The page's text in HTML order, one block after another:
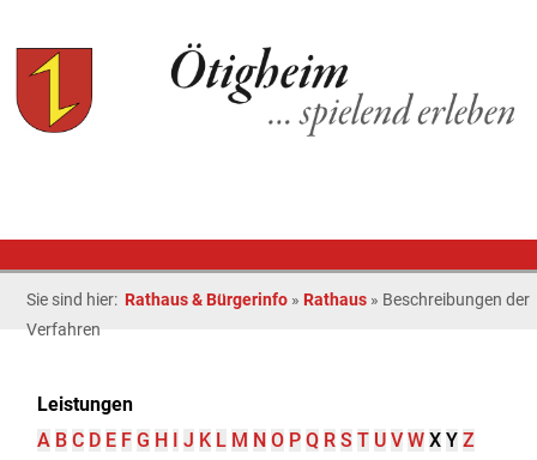
Sie sind hier: Rathaus & Bürgerinfo » Rathaus » Beschreibungen der
Verfahren
Leistungen
A B C D E F G H I J K L M N O P Q R S T U V W X Y Z